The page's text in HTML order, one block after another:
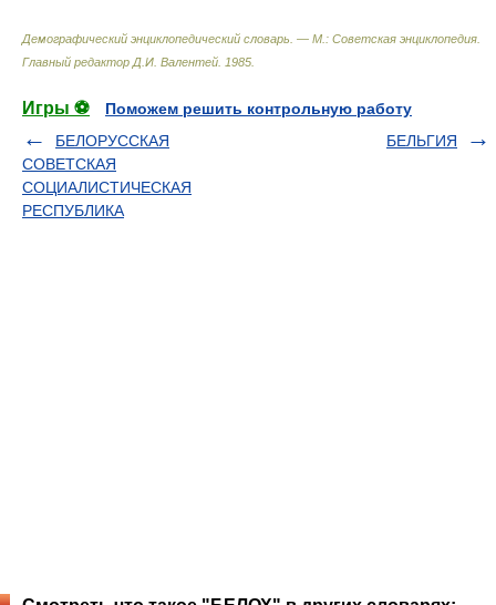
Демографический энциклопедический словарь. — М.: Советская энциклопедия
Главный редактор Д.И. Валентей 1985
Игры ⚽
Поможем решить контрольную работу
БЕЛОРУССКАЯ
СОВЕТСКАЯ
СОЦИАЛИСТИЧЕСКАЯ
РЕСПУБЛИКА
БЕЛЬГИЯ